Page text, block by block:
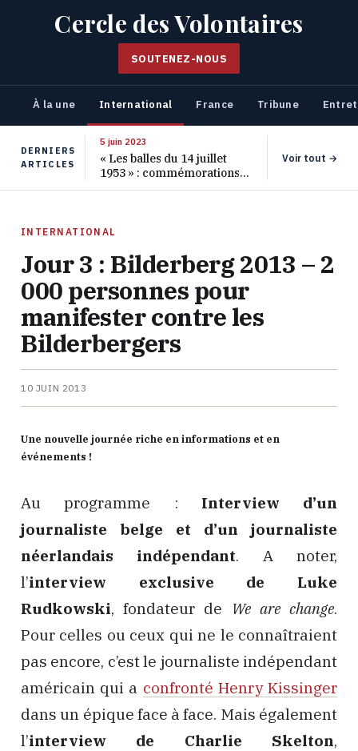
Cercle des Volontaires
SOUTENEZ-NOUS
À la une International France Tribune
DERNIERS
ARTICLES
5 juin 2023
« Les balles du 14 juillet
1953 » : commémorations
pour les 70 ans de ce
Voir tout →
INTERNATIONAL
Jour 3 : Bilderberg 2013 – 2
000 personnes pour
manifester contre les
Bilderbergers
10 JUIN 2013
Une nouvelle journée riche en informations et en
événements !
Au programme : Interview d’un
journaliste belge et d’un journaliste
néerlandais indépendant. A noter,
l’interview exclusive de Luke
Rudkowski, fondateur de We are change.
Pour celles ou ceux qui ne le connaîtraient
pas encore, c’est le journaliste indépendant
américain qui a confronté Henry Kissinger
dans un épique face à face. Mais également
l’interview de Charlie Skelton,